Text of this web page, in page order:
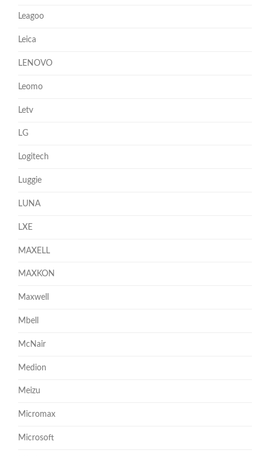
Leagoo
Leica
LENOVO
Leomo
Letv
LG
Logitech
Luggie
LUNA
LXE
MAXELL
MAXKON
Maxwell
Mbell
McNair
Medion
Meizu
Micromax
Microsoft